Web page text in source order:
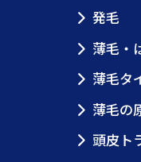
発毛
薄毛・
薄毛タ
薄毛の
頭皮ト